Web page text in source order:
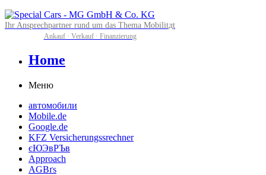
Ihr Ansprechpartner rund um das Thema Mobilitдt
Ankauf · Verkauf · Finanzierung
Home
Меню
автомобили
Mobile.de
Google.de
KFZ Versicherungssrechner
єЮЭвРЪв
Approach
AGBґs